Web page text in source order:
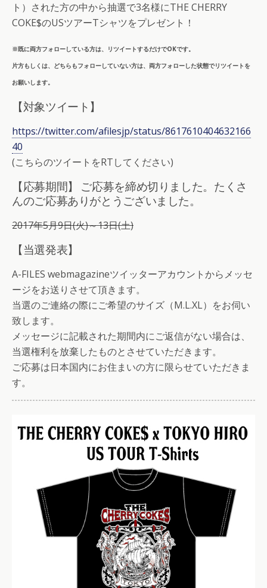
ト）された方の中から抽選で3名様にTHE CHERRY
COKE$のUSツアーTシャツをプレゼント！
※既に両方フォローしている方は、リツイートするだけでOKです。
片方もしくは、どちらもフォローしていない方は、両方フォローした状態でリツイートを
お願いします。
【対象ツイート】
https://twitter.com/afilesjp/status/8617610404632166
40
(こちらのツイートをRTしてください)
【応募期間】 ご応募を締め切りました。たくさ
んのご応募ありがとうございました。
2017年5月9日(火)～13日(土)
【当選発表】
A-FILES webmagazineツイッターアカウントからメッセ
ージをお送りさせて頂きます。
当選のご連絡の際にご希望のサイズ（M.L.XL）をお伺い
致します。
メッセージに記載された期間内にご返信がない場合は、
当選権利を放棄したものとさせていただきます。
ご応募は日本国内にお住まいの方に限らせていただきま
す。